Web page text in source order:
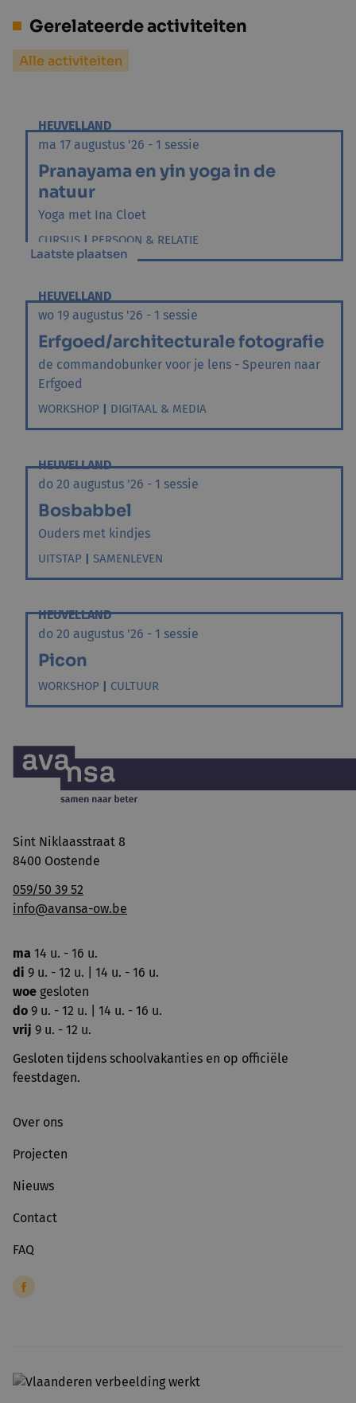
Gerelateerde activiteiten
Alle activiteiten
HEUVELLAND
ma 17 augustus '26 - 1 sessie
Pranayama en yin yoga in de
natuur
Yoga met Ina Cloet
CURSUS | PERSOON & RELATIE
Laatste plaatsen
HEUVELLAND
wo 19 augustus '26 - 1 sessie
Erfgoed/architecturale fotografie
de commandobunker voor je lens - Speuren naar
Erfgoed
WORKSHOP | DIGITAAL & MEDIA
HEUVELLAND
do 20 augustus '26 - 1 sessie
Bosbabbel
Ouders met kindjes
UITSTAP | SAMENLEVEN
HEUVELLAND
do 20 augustus '26 - 1 sessie
Picon
WORKSHOP | CULTUUR
Sint Niklaasstraat 8
8400 Oostende
059/50 39 52
info@avansa-ow.be
ma 14 u. - 16 u.
di 9 u. - 12 u. | 14 u. - 16 u.
woe gesloten
do 9 u. - 12 u. | 14 u. - 16 u.
vrij 9 u. - 12 u.
Gesloten tijdens schoolvakanties en op officiële
feestdagen.
Over ons
Projecten
Nieuws
Contact
FAQ